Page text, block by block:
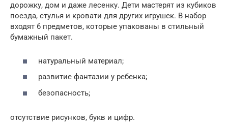
дорожку, дом и даже лесенку. Дети мастерят из кубиков
поезда, стулья и кровати для других игрушек. В набор
входят 6 предметов, которые упакованы в стильный
бумажный пакет.
натуральный материал;
развитие фантазии у ребенка;
безопасность;
отсутствие рисунков, букв и цифр.